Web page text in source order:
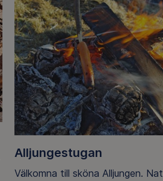
Alljungestugan
Välkomna till sköna Alljungen.